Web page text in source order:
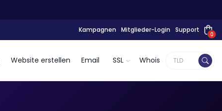
Kampagnen Mitglieder-Login Support
0
Website erstellen Email SSL Whois